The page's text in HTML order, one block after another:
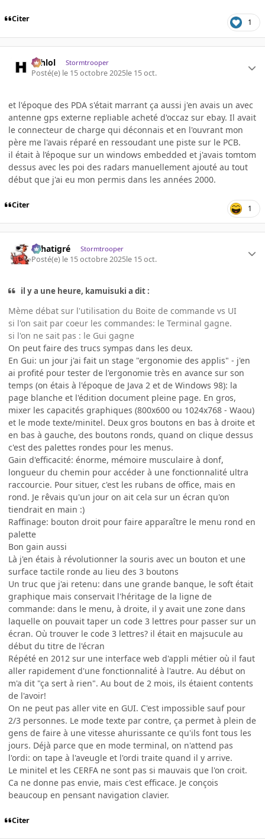
Citer 1
ashlol Stormtrooper
Posté(e) le 15 octobre 2025le 15 oct.
et l'époque des PDA s'était marrant ça aussi j'en avais un avec
antenne gps externe repliable acheté d'occaz sur ebay. Il avait
le connecteur de charge qui déconnais et en l'ouvrant mon
père me l'avais réparé en ressoudant une piste sur le PCB.
il était à l’époque sur un windows embedded et j'avais tomtom
dessus avec les poi des radars manuellement ajouté au tout
début que j'ai eu mon permis dans les années 2000.
Citer 1
r.chatigré Stormtrooper
Posté(e) le 15 octobre 2025le 15 oct.
il y a une heure, kamuisuki a dit :
Mème débat sur l'utilisation du Boite de commande vs UI
si l'on sait par coeur les commandes: le Terminal gagne.
si l'on ne sait pas : le Gui gagne
On peut faire des trucs sympas dans les deux.
En Gui: un jour j'ai fait un stage "ergonomie des applis" - j'en
ai profité pour tester de l'ergonomie très en avance sur son
temps (on étais à l'époque de Java 2 et de Windows 98): la
page blanche et l'édition document pleine page. En gros,
mixer les capacités graphiques (800x600 ou 1024x768 - Waou)
et le mode texte/minitel. Deux gros boutons en bas à droite et
en bas à gauche, des boutons ronds, quand on clique dessus
c'est des palettes rondes pour les menus.
Gain d'efficacité: énorme, mémoire musculaire à donf,
longueur du chemin pour accéder à une fonctionnalité ultra
raccourcie. Pour situer, c'est les rubans de office, mais en
rond. Je rêvais qu'un jour on ait cela sur un écran qu'on
tiendrait en main :)
Raffinage: bouton droit pour faire apparaître le menu rond en
palette
Bon gain aussi
Là j'en étais à révolutionner la souris avec un bouton et une
surface tactile ronde au lieu des 3 boutons
Un truc que j'ai retenu: dans une grande banque, le soft était
graphique mais conservait l'héritage de la ligne de
commande: dans le menu, à droite, il y avait une zone dans
laquelle on pouvait taper un code 3 lettres pour passer sur un
écran. Où trouver le code 3 lettres? il était en majsucule au
début du titre de l'écran
Répété en 2012 sur une interface web d'appli métier où il faut
aller rapidement d'une fonctionnalité à l'autre. Au début on
m'a dit "ça sert à rien". Au bout de 2 mois, ils étaient contents
de l'avoir!
On ne peut pas aller vite en GUI. C'est impossible sauf pour
2/3 personnes. Le mode texte par contre, ça permet à plein de
gens de faire à une vitesse ahurissante ce qu'ils font tous les
jours. Déjà parce que en mode terminal, on n'attend pas
l'ordi: on tape à l'aveugle et l'ordi traite quand il y arrive.
Le minitel et les CERFA ne sont pas si mauvais que l'on croit.
Ca ne donne pas envie, mais c'est efficace. Je conçois
beaucoup en pensant navigation clavier.
Citer